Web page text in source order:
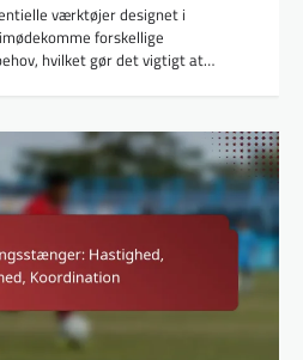
værktøjer designet i
forskellige
hvilket gør det vigtigt at…